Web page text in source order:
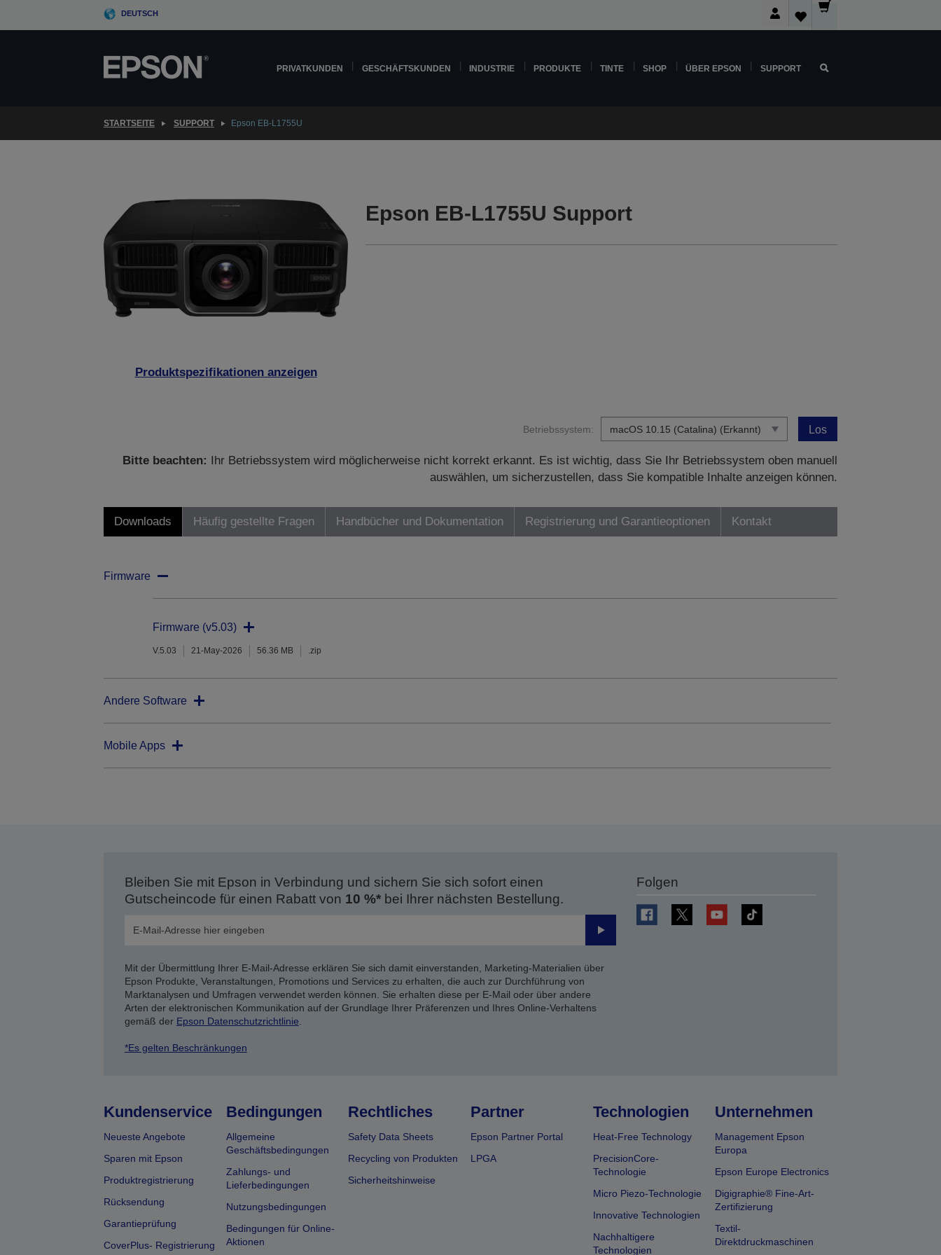
DEUTSCH
PRIVATKUNDEN GESCHÄFTSKUNDEN INDUSTRIE PRODUKTE TINTE SHOP ÜBER EPSON SUPPORT
STARTSEITE SUPPORT Epson EB-L1755U
Produktspezifikationen anzeigen
Epson EB-L1755U Support
Betriebssystem: Los
Bitte beachten:
Ihr Betriebssystem wird möglicherweise nicht korrekt erkannt. Es ist wichtig, dass Sie Ihr Betriebssystem oben manuell
auswählen, um sicherzustellen, dass Sie kompatible Inhalte anzeigen können.
Downloads Häufig gestellte Fragen Handbücher und Dokumentation Registrierung und Garantieoptionen Kontakt
Firmware
Firmware (v5.03)
V.5.03 21-May-2026 56.36 MB .zip
Andere Software
Mobile Apps
Bleiben Sie mit Epson in Verbindung und sichern Sie sich sofort einen
Gutscheincode für einen Rabatt von 10 %*bei Ihrer nächsten Bestellung.
Senden
Mit der Übermittlung Ihrer E-Mail-Adresse erklären Sie sich damit einverstanden, Marketing-Materialien über
Epson Produkte, Veranstaltungen, Promotions und Services zu erhalten, die auch zur Durchführung von
Marktanalysen und Umfragen verwendet werden können. Sie erhalten diese per E-Mail oder über andere
Arten der elektronischen Kommunikation auf der Grundlage Ihrer Präferenzen und Ihres Online-Verhaltens
gemäß der Epson Datenschutzrichtlinie.
*Es gelten Beschränkungen
Folgen
Kundenservice
Neueste Angebote
Sparen mit Epson
Produktregistrierung
Rücksendung
Garantieprüfung
CoverPlus- Registrierung
Bedingungen
Allgemeine
Geschäftsbedingungen
Zahlungs- und
Lieferbedingungen
Nutzungsbedingungen
Bedingungen für Online-
Aktionen
Rechtliches
Safety Data Sheets
Recycling von Produkten
Sicherheitshinweise
Partner
Epson Partner Portal
LPGA
Technologien
Heat-Free Technology
PrecisionCore-
Technologie
Micro Piezo-Technologie
Innovative Technologien
Nachhaltigere
Technologien
Unternehmen
Management Epson
Europa
Epson Europe Electronics
Digigraphie® Fine-Art-
Zertifizierung
Textil-
Direktdruckmaschinen